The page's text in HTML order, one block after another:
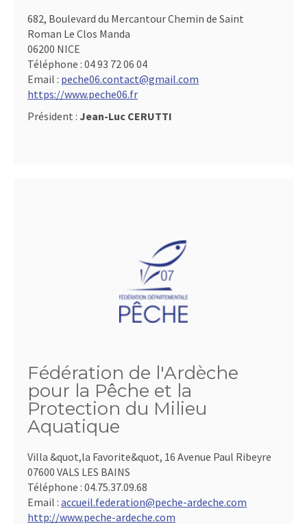
682, Boulevard du Mercantour Chemin de Saint
Roman Le Clos Manda
06200 NICE
Téléphone : 04 93 72 06 04
Email : peche06.contact@gmail.com
https://www.peche06.fr
Président : Jean-Luc CERUTTI
Fédération de l'Ardèche
pour la Pêche et la
Protection du Milieu
Aquatique
Villa &quot,la Favorite&quot, 16 Avenue Paul Ribeyre
07600 VALS LES BAINS
Téléphone : 04.75.37.09.68
Email : accueil.federation@peche-ardeche.com
http://www.peche-ardeche.com